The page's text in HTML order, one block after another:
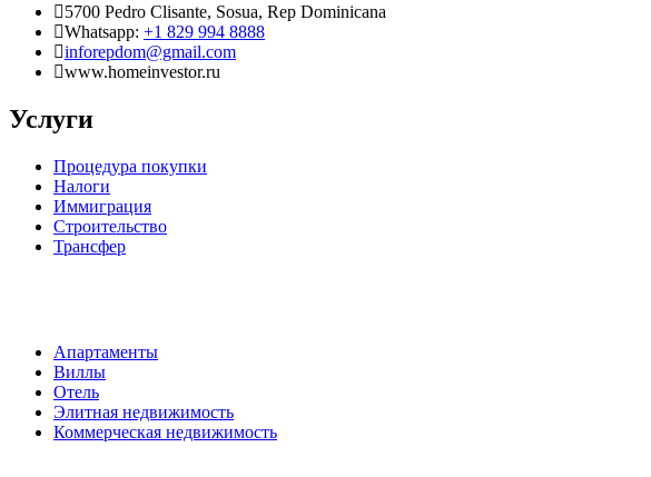
5700 Pedro Clisante, Sosua, Rep Dominicana
Whatsapp: +1 829 994 8888
inforepdom@gmail.com
www.homeinvestor.ru
Услуги
Процедура покупки
Налоги
Иммиграция
Строительство
Трансфер
Апартаменты
Виллы
Отель
Элитная недвижимость
Коммерческая недвижимость